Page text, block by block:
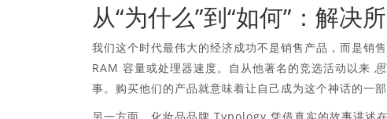
从“为什么”到“如何”：解决
我们这个时代最伟大的经济成功不是销售产品，而是销
RAM 容量或处理器速度。自从他著名的竞选活动以来
事。购买他们的产品就意味着让自己成为这个神话的一部